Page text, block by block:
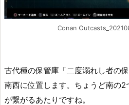
Conan
古代種の保管庫「二度溺れし者の
南西に位置します。ちょうど南の
が繋がるあたりですね。